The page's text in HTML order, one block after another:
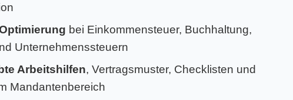
bei Einkommensteuer, Buchhaltung,
Unternehmenssteuern
Arbeitshilfen, Vertragsmuster, Checklisten und
Mandantenbereich